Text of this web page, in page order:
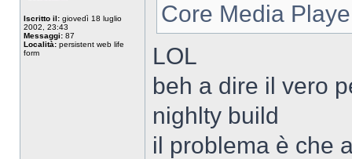
Iscritto il: giovedì 18 luglio
2002, 23:43
Messaggi: 87
Località: persistent web life
form
Core Media
LOL
beh a dire il vero
nighlty build
il problema è che